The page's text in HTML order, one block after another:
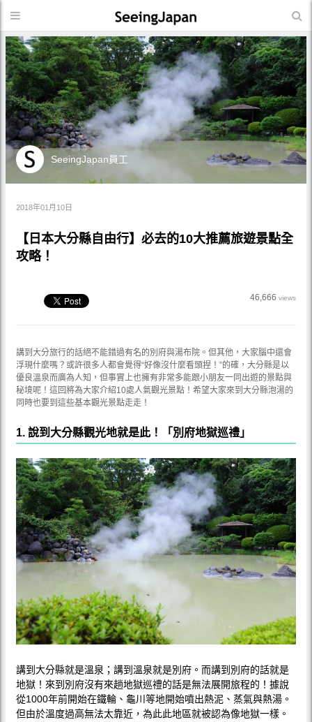
SeeingJapan員工
2018年01月10日
【日本大分縣自由行】必去的10大推薦旅遊景點全
攻略！
46,666 views
講到大分旅行的話絕不能錯過有名的別府與湯布院。但其他，大家腦中還會
浮現什麼嗎？或許很多人都會覺得“好像沒什麼看頭捏！”的確，大分縣是以
優良溫泉而廣為人知，但事實上也擁有非常多能跟小朋友一同出遊的景點與
秘境呢！這回將為大家介紹10處人氣觀光景點！希望大家來到大分縣泡湯的
同時也要到這些基本觀光景點走走！
1. 說到大分縣觀光地就是此！「別府地獄巡禮」
講到大分縣就是溫泉；講到溫泉就是別府。而講到別府的話就是
地獄！來到別府沒有來趟地獄巡禮的話是無法展開旅程的！據說
從1000年前開始在鐵輪、龜川等地開始噴出熱泥、蒸氣與熱湯。
但由於溫度過高無法太靠近，為此此地區就被認為像地獄一樣。